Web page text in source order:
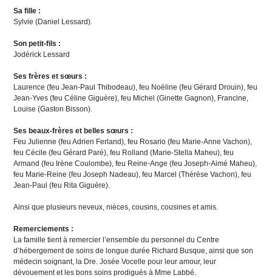
Sa fille :
Sylvie (Daniel Lessard).
Son petit-fils :
Jodérick Lessard
Ses frères et sœurs :
Laurence (feu Jean-Paul Thibodeau), feu Noëline (feu Gérard Drouin), feu
Jean-Yves (feu Céline Giguère), feu Michel (Ginette Gagnon), Francine,
Louise (Gaston Bisson).
Ses beaux-frères et belles sœurs :
Feu Julienne (feu Adrien Ferland), feu Rosario (feu Marie-Anne Vachon),
feu Cécile (feu Gérard Paré), feu Rolland (Marie-Stella Maheu), feu
Armand (feu Irène Coulombe), feu Reine-Ange (feu Joseph-Aimé Maheu),
feu Marie-Reine (feu Joseph Nadeau), feu Marcel (Thérèse Vachon), feu
Jean-Paul (feu Rita Giguère).
Ainsi que plusieurs neveux, nièces, cousins, cousines et amis.
Remerciements :
La famille tient à remercier l’ensemble du personnel du Centre
d’hébergement de soins de longue durée Richard Busque, ainsi que son
médecin soignant, la Dre. Josée Vocelle pour leur amour, leur
dévouement et les bons soins prodigués à Mme Labbé.